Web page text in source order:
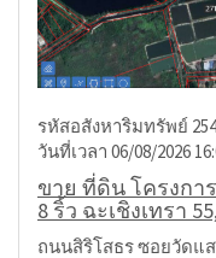
รหัสอสังหาริมทรัพย์
วันที่เวลา 06/08/2026
ขาย ที่ดิน โครงกา
8 ริ้ว ฉะเชิงเทรา
ถนนสิริโสธร ซอยวัดแ